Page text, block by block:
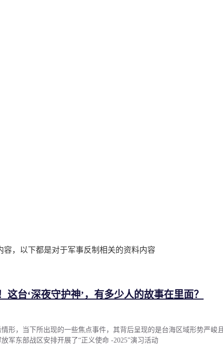
，以下都是对于军事反制相关的资料内容
这台‘深夜守护神’，有多少人的故事在里面？
形，当下所出现的一些焦点事件，其背后呈现的是台海区域形势严峻
军东部战区安排开展了“正义使命 -2025”演习活动